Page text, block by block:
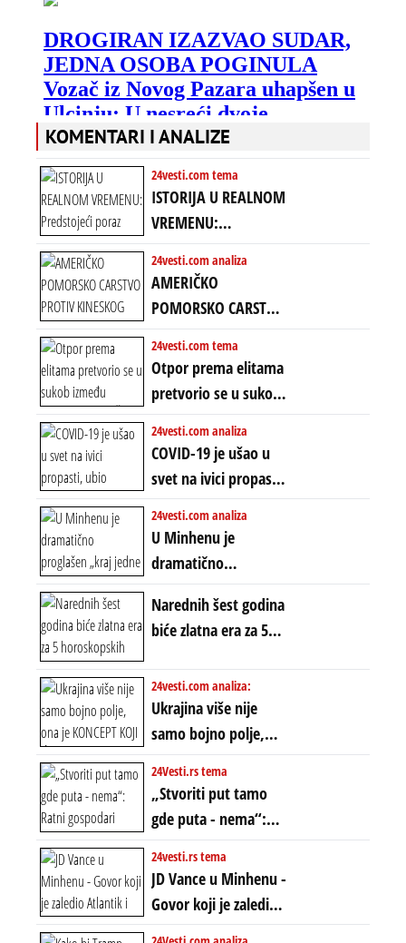
KOMENTARI I ANALIZE
24vesti.com tema
ISTORIJA U REALNOM
VREMENU:
Predstojeći poraz
Amerike u Iranu
uvodi eru
energetskog haosa,
finansijskih
previranja i kolapsa
starog poretka
24vesti.com analiza
AMERIČKO
POMORSKO CARSTVO
PROTIV KINESKOG
KOPNENOG SVETA:
Rat u Iranu je rat za
globalne preferencije
24vesti.com tema
Otpor prema elitama
pretvorio se u sukob
između običnih ljudi:
ZAŠTO SE DEŠAVA
EKSTREMNA
POLARIZACIJA?
24vesti.com analiza
COVID-19 je ušao u
svet na ivici propasti,
ubio milione, ali je
spasao sistem
24vesti.com analiza
U Minhenu je
dramatično
proglašen „kraj jedne
ere“, ali sa
dvostrukom
neistinom: forma te
ere završila se na
istom mestu, ali
prošle godine
Narednih šest godina
biće zlatna era za 5
znakova: Stiže lavina
novca i bogatstva
24vesti.com analiza:
Ukrajina više nije
samo bojno polje,
ona je KONCEPT KOJI
ĆE RASPASTI CEO
ZAPADNI SVET
24Vesti.rs tema
„Stvoriti put tamo
gde puta - nema“:
Ratni gospodari
plaču za starim
poretkom... Bez
ikakve realpolitike u
24vesti.rs tema
JD Vance u Minhenu -
Govor koji je zaledio
Atlantik i duboko